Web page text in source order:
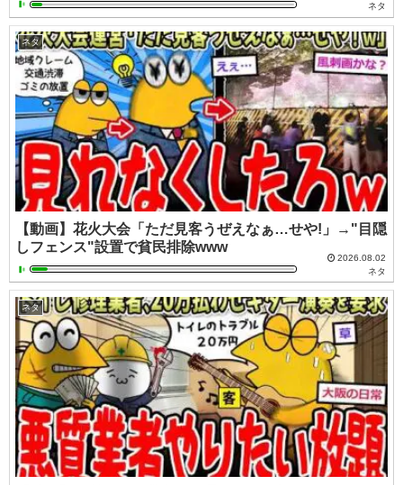
ネタ
ネタ
【動画】花火大会「ただ見客うぜえなぁ…せや!」→"目隠
しフェンス"設置で貧民排除www
2026.08.02
ネタ
ネタ